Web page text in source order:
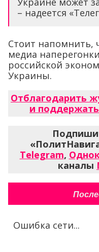
– надеется
Стоит напомнить,
медиа
российской
Украины.
Отблагодарить
и
Telegram,
каналы
Ошибка сети...